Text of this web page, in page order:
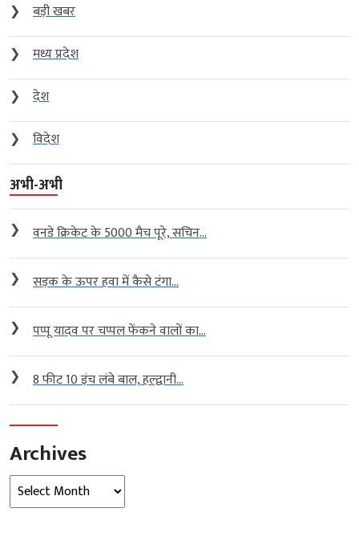
❯
बड़ी खबर
❯
मध्य प्रदेश
❯
देश
❯
विदेश
अभी-अभी
❯ वनडे क्रिकेट के 5000 मैच पूरे, सचिन...
❯ सड़क के ऊपर हवा में कैसे टंगा...
❯ पप्पू यादव पर चप्पल फेंकने वालों का...
❯ 8 फीट 10 इंच लंबे बाल, हल्द्वानी...
Archives
Archives